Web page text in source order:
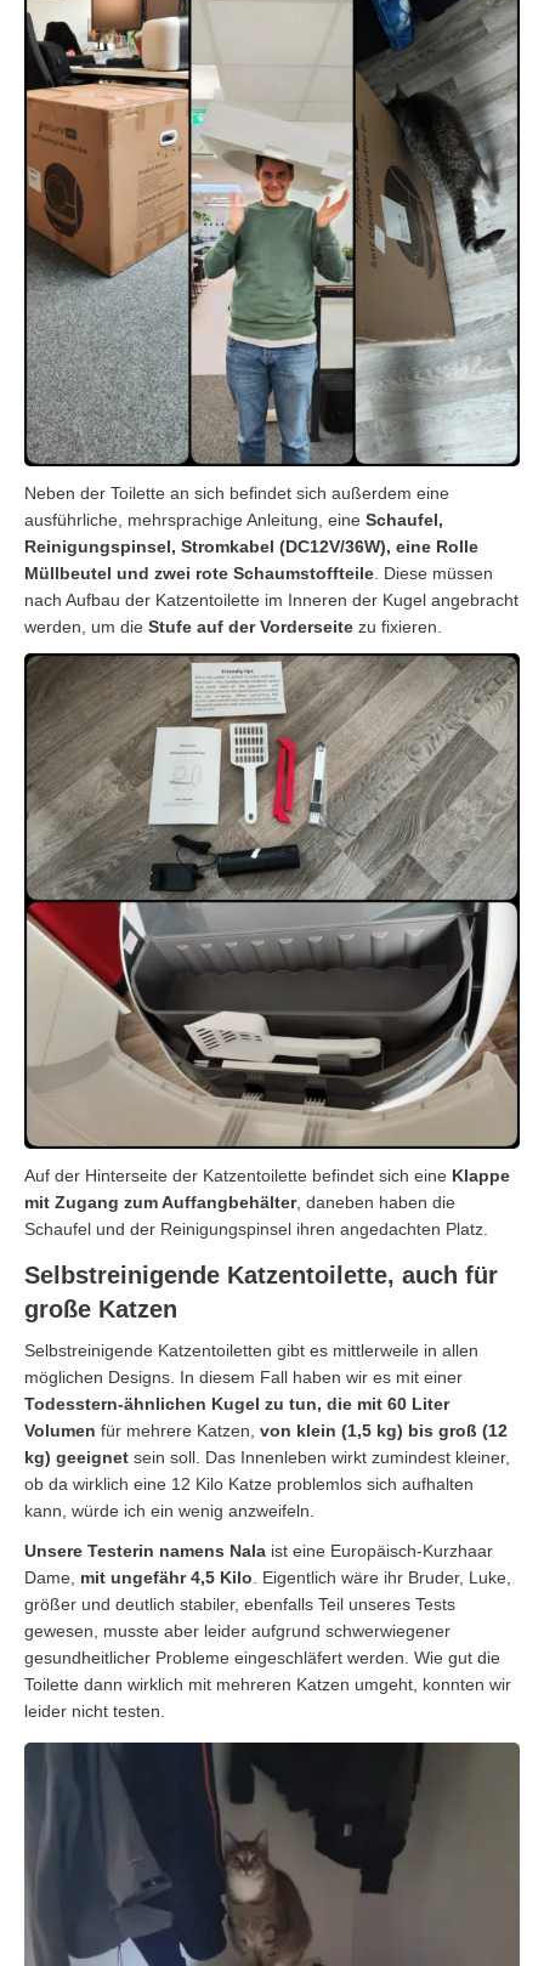
Neben der Toilette an sich befindet sich außerdem eine
ausführliche, mehrsprachige Anleitung, eine Schaufel,
Reinigungspinsel, Stromkabel (DC12V/36W), eine Rolle
Müllbeutel und zwei rote Schaumstoffteile . Diese müssen
nach Aufbau der Katzentoilette im Inneren der Kugel angebracht
werden, um die Stufe auf der Vorderseite zu fixieren.
Auf der Hinterseite der Katzentoilette befindet sich eine Klappe
mit Zugang zum Auffangbehälter, daneben haben die
Schaufel und der Reinigungspinsel ihren angedachten Platz.
Selbstreinigende Katzentoilette, auch für
große Katzen
Selbstreinigende Katzentoiletten gibt es mittlerweile in allen
möglichen Designs. In diesem Fall haben wir es mit einer
Todesstern-ähnlichen Kugel zu tun, die mit 60 Liter
Volumen für mehrere Katzen, von klein (1,5 kg) bis groß (12
kg) geeignet sein soll. Das Innenleben wirkt zumindest kleiner,
ob da wirklich eine 12 Kilo Katze problemlos sich aufhalten
kann, würde ich ein wenig anzweifeln.
Unsere Testerin namens Nala ist eine Europäisch-Kurzhaar
Dame, mit ungefähr 4,5 Kilo . Eigentlich wäre ihr Bruder, Luke,
größer und deutlich stabiler, ebenfalls Teil unseres Tests
gewesen, musste aber leider aufgrund schwerwiegener
gesundheitlicher Probleme eingeschläfert werden. Wie gut die
Toilette dann wirklich mit mehreren Katzen umgeht, konnten wir
leider nicht testen.